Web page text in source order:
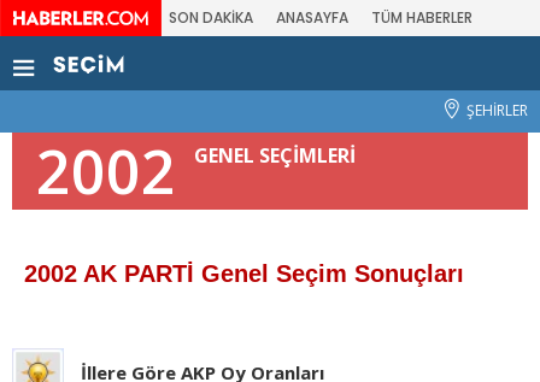
SON DAKİKA ANASAYFA TÜM HABERLER
ŞEHİRLER
2002 GENEL SEÇİMLERİ
2002 AK PARTİ Genel Seçim Sonuçları
İllere Göre AKP Oy Oranları